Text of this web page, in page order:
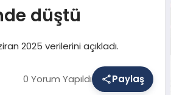
düştü
2025 verilerini açıkladı.
0 Yorum Yapıldı Paylaş